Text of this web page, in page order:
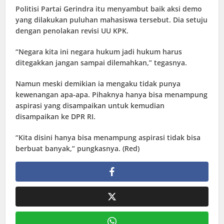
Politisi Partai Gerindra itu menyambut baik aksi demo
yang dilakukan puluhan mahasiswa tersebut. Dia setuju
dengan penolakan revisi UU KPK.
“Negara kita ini negara hukum jadi hukum harus
ditegakkan jangan sampai dilemahkan,” tegasnya.
Namun meski demikian ia mengaku tidak punya
kewenangan apa-apa. Pihaknya hanya bisa menampung
aspirasi yang disampaikan untuk kemudian
disampaikan ke DPR RI.
“Kita disini hanya bisa menampung aspirasi tidak bisa
berbuat banyak,” pungkasnya. (Red)